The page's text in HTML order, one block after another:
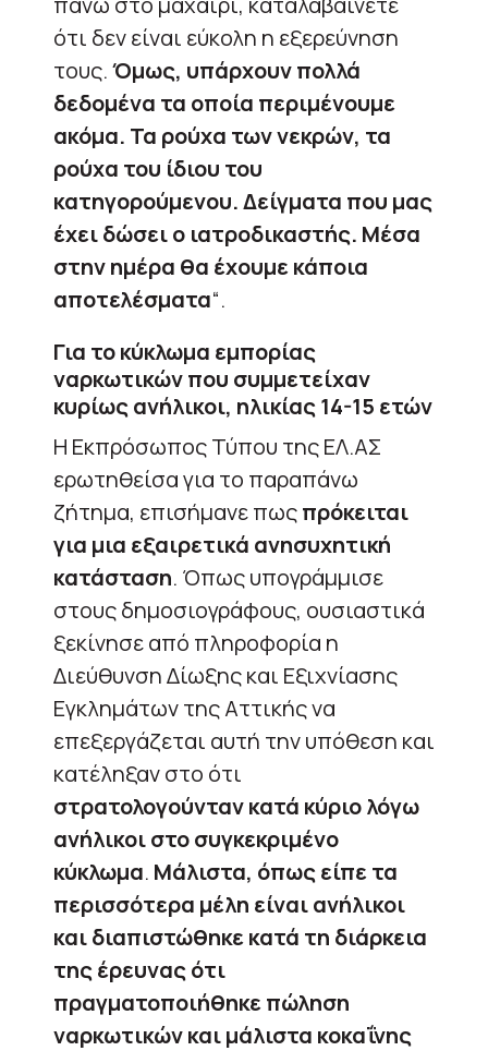
ότι δεν είναι εύκολη η εξερεύνηση
τους.Όμως, υπάρχουν πολλά
δεδομένα τα οποία περιμένουμε
ακόμα. Τα ρούχα των νεκρών, τα
ρούχα του ίδιου του
κατηγορούμενου. Δείγματα που μας
έχει δώσει ο ιατροδικαστής. Μέσα
στην ημέρα θα έχουμε κάποια
αποτελέσματα“.
Για το κύκλωμα εμπορίας
ναρκωτικών που συμμετείχαν
κυρίως ανήλικοι, ηλικίας 14-15 ετών
Η Εκπρόσωπος Τύπου της ΕΛ.ΑΣ
ερωτηθείσα για το παραπάνω
ζήτημα, επισήμανε πωςπρόκειται
για μια εξαιρετικά ανησυχητική
κατάσταση. Όπως υπογράμμισε
στους δημοσιογράφους, ουσιαστικά
ξεκίνησε από πληροφορία η
Διεύθυνση Δίωξης και Εξιχνίασης
Εγκλημάτων της Αττικής να
επεξεργάζεται αυτή την υπόθεση και
κατέληξαν στο ότι
στρατολογούνταν κατά κύριο λόγω
ανήλικοι στο συγκεκριμένο
κύκλωμα. Μάλιστα, όπως είπε τα
περισσότερα μέλη είναι ανήλικοι
και διαπιστώθηκε κατά τη διάρκεια
της έρευνας ότι
πραγματοποιήθηκε πώληση
ναρκωτικών και μάλιστα κοκαΐνης